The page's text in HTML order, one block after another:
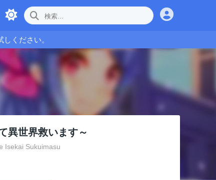
ください。
異世界救います～
Isekai Sukuimasu